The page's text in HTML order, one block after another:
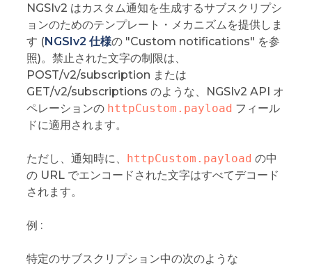
NGSIv2 はカスタム通知を生成するサブスクリプシ
ョンのためのテンプレート・メカニズムを提供しま
す (NGSIv2 仕様の "Custom notifications" を参
照)。禁止された文字の制限は、
POST/v2/subscription または
GET/v2/subscriptions のような、NGSIv2 API オ
ペレーションの httpCustom.payload フィール
ドに適用されます。
ただし、通知時に、 httpCustom.payload の中
の URL でエンコードされた文字はすべてデコード
されます。
例 :
特定のサブスクリプション中の次のような